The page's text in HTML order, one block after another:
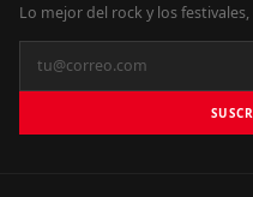
Lo mejor del rock y los